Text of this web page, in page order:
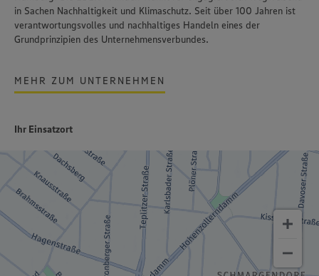
in Sachen Nachhaltigkeit und Klimaschutz. Seit über 100 Jahren ist
verantwortungsvolles und nachhaltiges Handeln eines der
Grundprinzipien des Unternehmensverbundes.
MEHR ZUM UNTERNEHMEN
Ihr Einsatzort